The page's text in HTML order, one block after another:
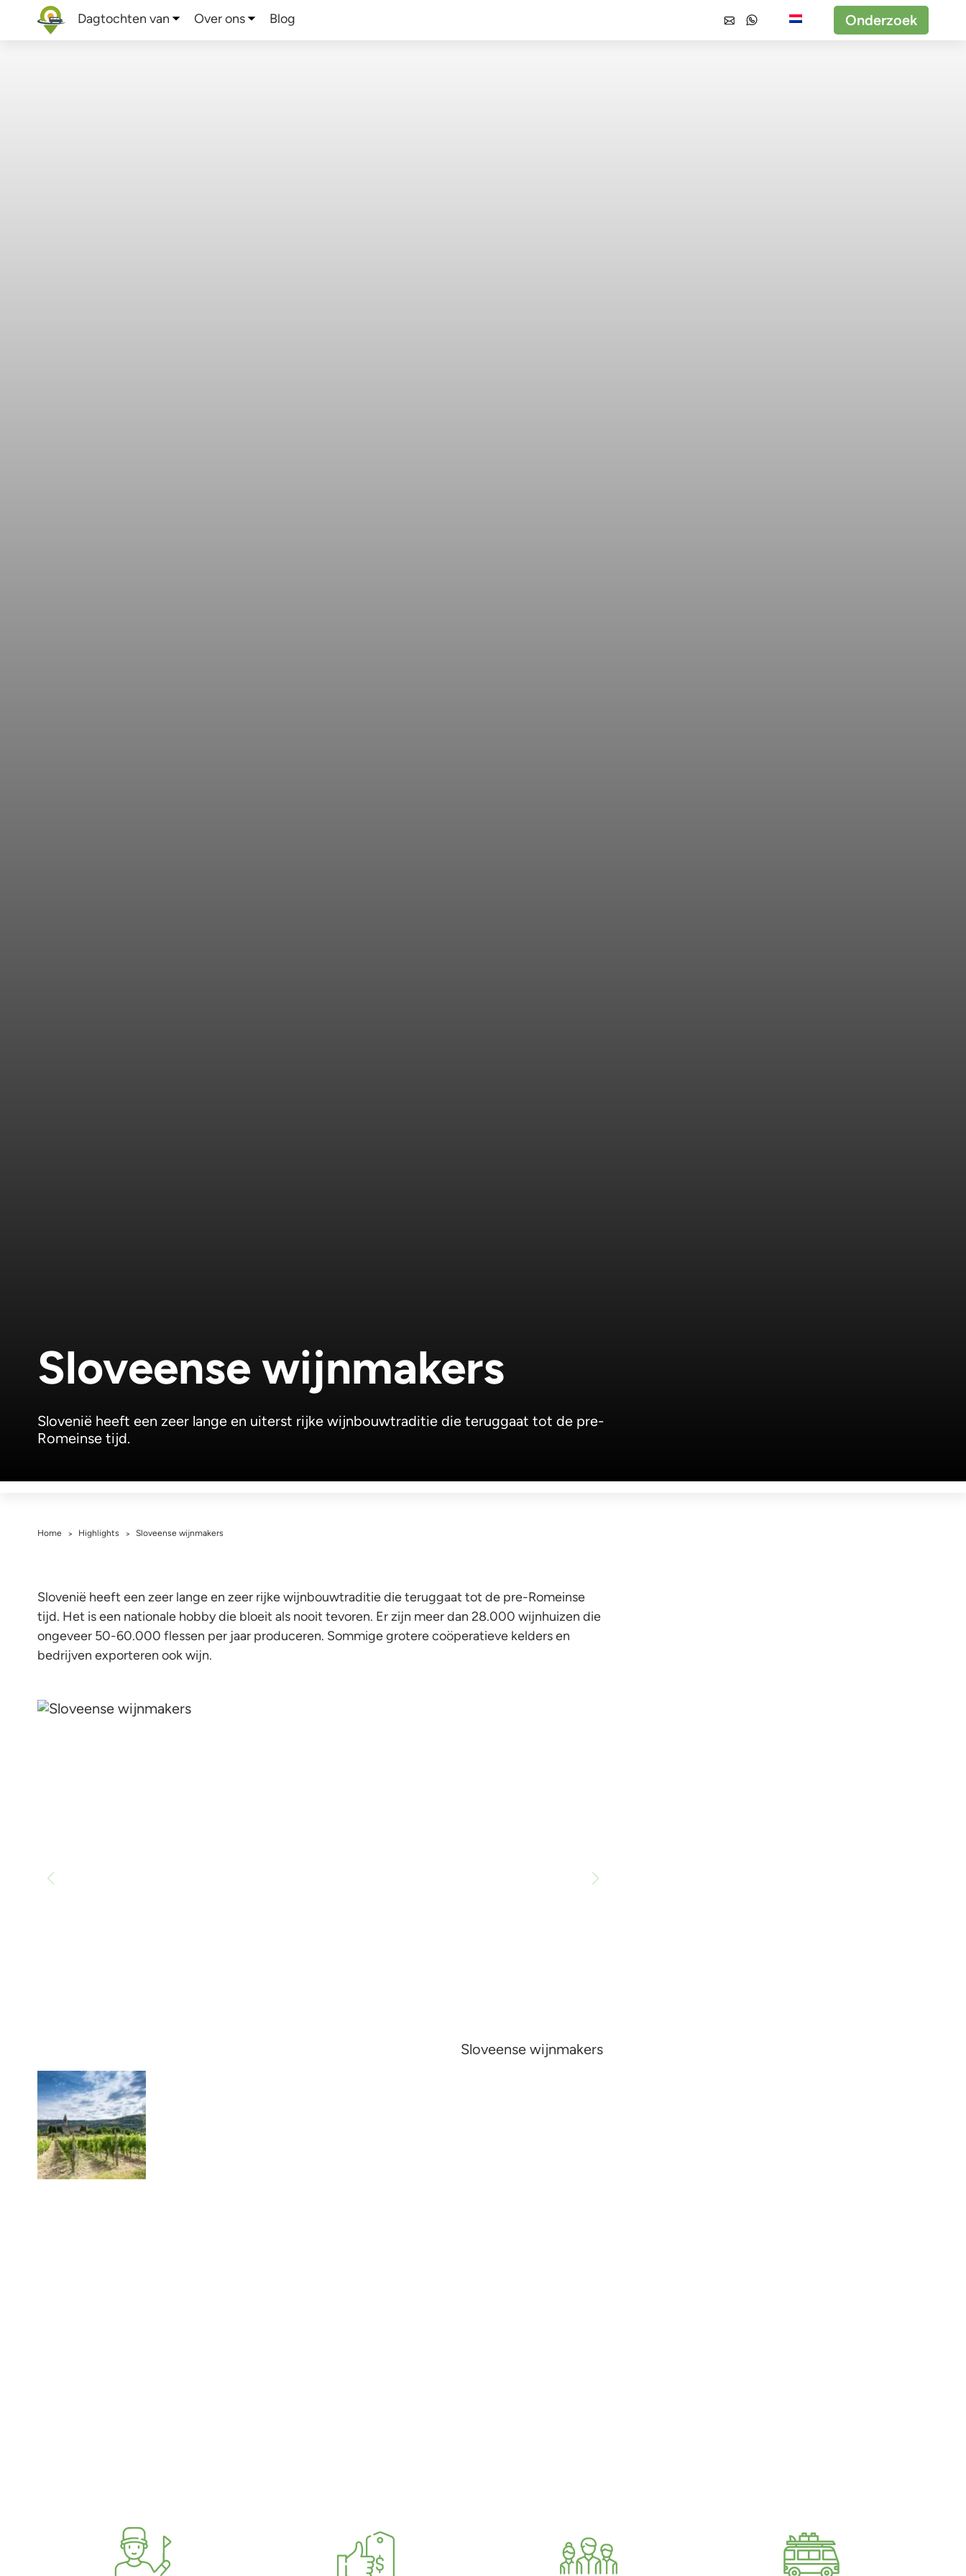
Dagtochten van Over ons Blog Onderzoek
Sloveense wijnmakers
Slovenië heeft een zeer lange en uiterst rijke wijnbouwtraditie die teruggaat tot de pre-
Romeinse tijd.
Home > Highlights > Sloveense wijnmakers
Slovenië heeft een zeer lange en zeer rijke wijnbouwtraditie die teruggaat tot de pre-Romeinse
tijd. Het is een nationale hobby die bloeit als nooit tevoren. Er zijn meer dan 28.000 wijnhuizen die
ongeveer 50-60.000 flessen per jaar produceren. Sommige grotere coöperatieve kelders en
bedrijven exporteren ook wijn.
Sloveense wijnmakers